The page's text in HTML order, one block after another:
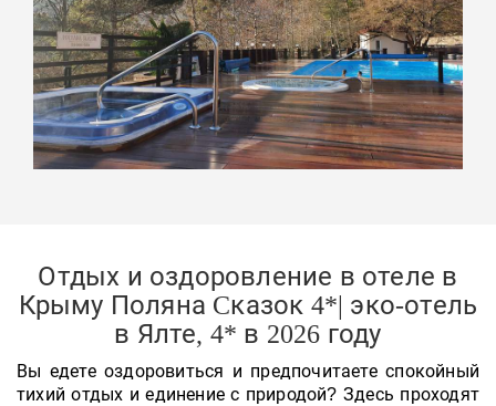
Отдых и оздоровление в отеле в
Крыму Поляна Cказок 4*| эко-отель
в Ялте, 4* в 2026 году
Вы едете оздоровиться и предпочитаете спокойный
тихий отдых и единение с природой? Здесь проходят